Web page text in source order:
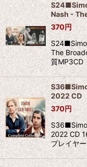
Nash -
370円
The
質MP3CD
2022 CD
370円
2022 CD
プレイヤ